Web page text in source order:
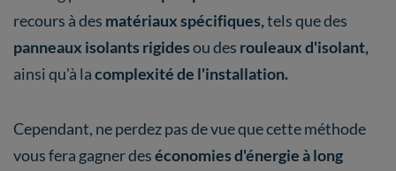
recours à des matériaux spécifiques,tels que des
panneaux isolants rigidesou des rouleaux d'isolant,
ainsi qu'à lacomplexité de l'installation.
Cependant, ne perdez pas de vue que cette méthode
vous fera gagner deséconomies d'énergie à long